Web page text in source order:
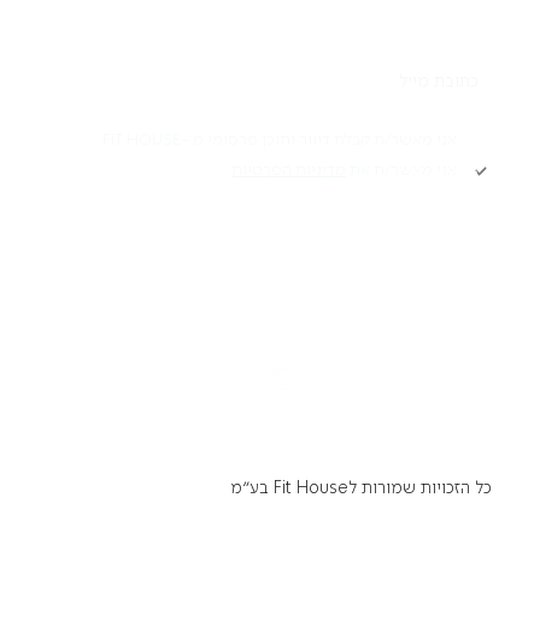
כל הזכויות שמורות לFit House בע״מ
Academy תקנון